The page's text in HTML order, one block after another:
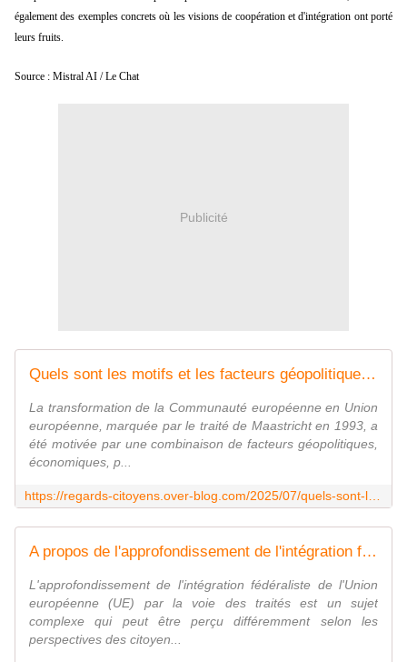
également des exemples concrets où les visions de coopération et d'intégration ont porté
leurs fruits.
Source : Mistral AI / Le Chat
Publicité
Quels sont les motifs et les facteurs géopolitiques, politiques, économiques, .... qui ont conduit de transformer la Communauté européenne en Union européenne ? - Regards citoyens
La transformation de la Communauté européenne en Union
européenne, marquée par le traité de Maastricht en 1993, a
été motivée par une combinaison de facteurs géopolitiques,
économiques, p...
A propos de l'approfondissement de l'intégration fédéraliste de l'Union européenne par la voie des traités - Regards citoyens
L'approfondissement de l'intégration fédéraliste de l'Union
européenne (UE) par la voie des traités est un sujet
complexe qui peut être perçu différemment selon les
perspectives des citoyen...